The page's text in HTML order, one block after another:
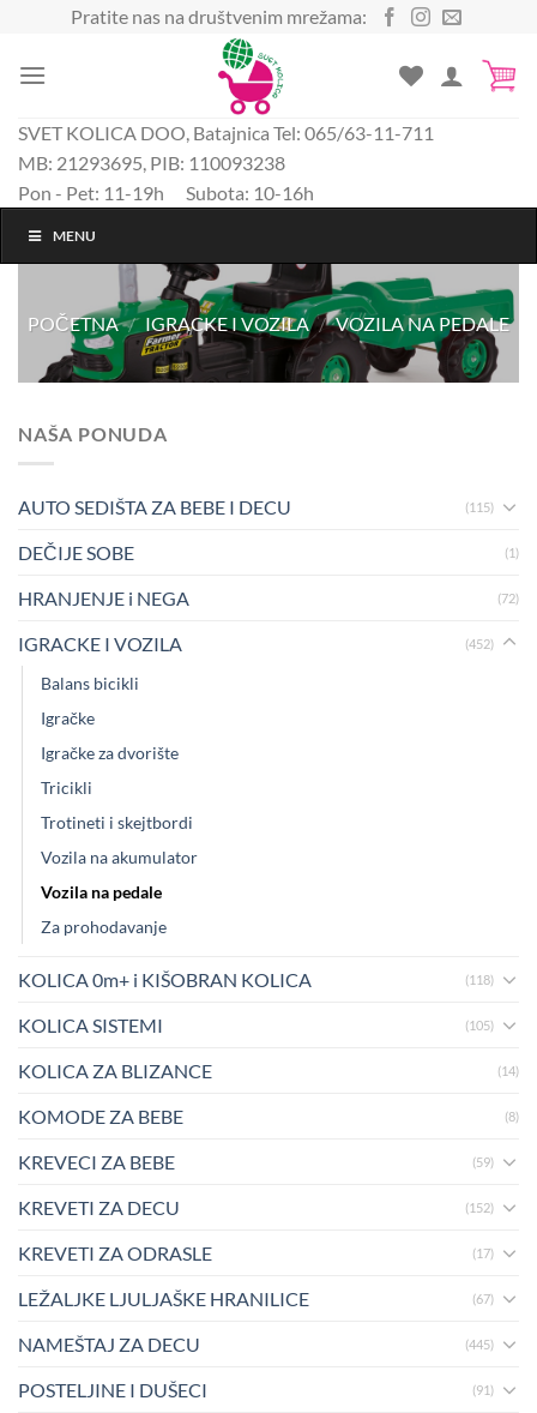
sadržaj
Pratite nas na društvenim mrežama:
SVET KOLICA DOO, Batajnica Tel: 065/63-11-711
MB: 21293695, PIB: 110093238
Pon - Pet: 11-19h Subota: 10-16h
MENU
POČETNA / IGRACKE I VOZILA / VOZILA NA PEDALE
NAŠA PONUDA
AUTO SEDIŠTA ZA BEBE I DECU (115)
DEČIJE SOBE (1)
HRANJENJE i NEGA (72)
IGRACKE I VOZILA (452)
Balans bicikli
Igračke
Igračke za dvorište
Tricikli
Trotineti i skejtbordi
Vozila na akumulator
Vozila na pedale
Za prohodavanje
KOLICA 0m+ i KIŠOBRAN KOLICA (118)
KOLICA SISTEMI (105)
KOLICA ZA BLIZANCE (14)
KOMODE ZA BEBE (8)
KREVECI ZA BEBE (59)
KREVETI ZA DECU (152)
KREVETI ZA ODRASLE (17)
LEŽALJKE LJULJAŠKE HRANILICE (67)
NAMEŠTAJ ZA DECU (445)
POSTELJINE I DUŠECI (91)